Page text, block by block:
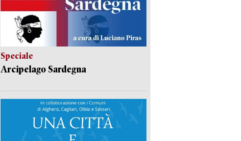
Speciale
Arcipelago Sardegna